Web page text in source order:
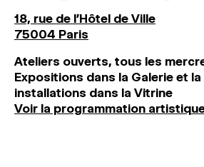
18, rue de l'Hôtel de Ville
75004 Paris
Ateliers ouverts, tous les
Expositions dans la Galerie et
installations dans la Vitrine
Voir la programmation